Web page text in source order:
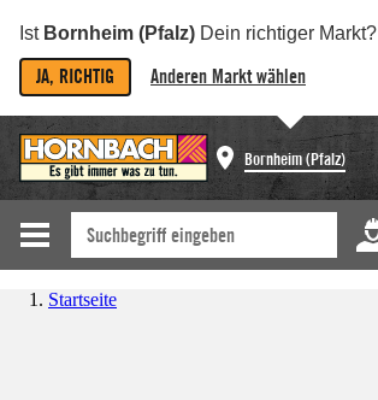
Ist Bornheim (Pfalz) Dein richtiger Markt?
JA, RICHTIG Anderen Markt wählen
Bornheim (Pfalz)
Startseite